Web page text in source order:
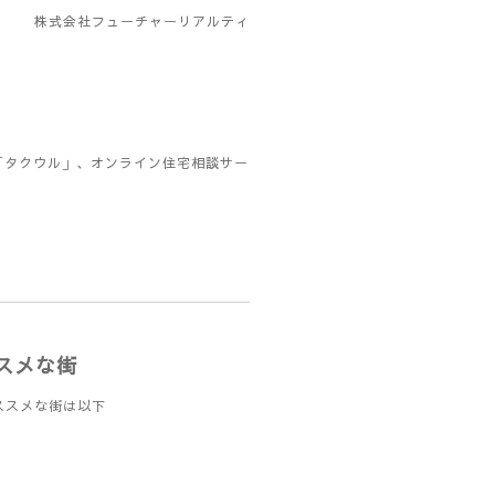
株式会社フューチャーリアルティ
クウル」、オンライン住宅相談サー
メな街
メな街は以下